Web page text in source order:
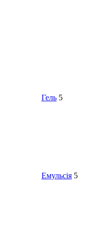
Гель 5
Емульсія 5